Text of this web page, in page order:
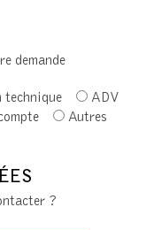
demande
ADV
Autres
?